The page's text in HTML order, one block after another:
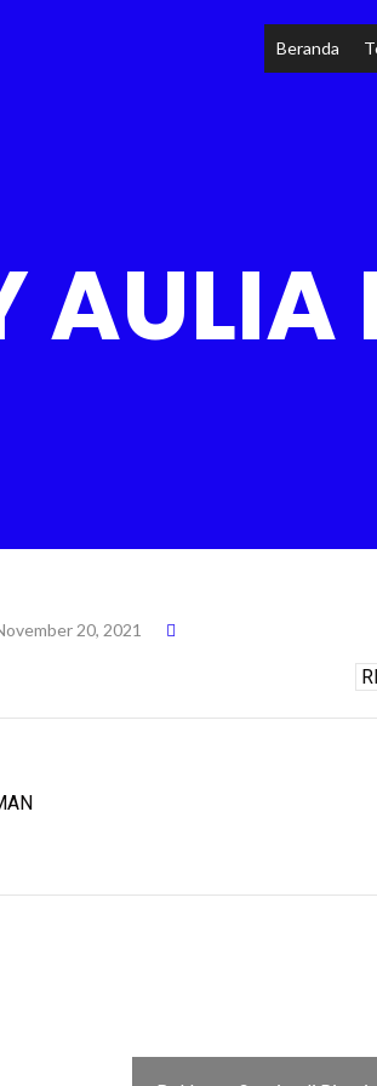
Beranda
20, 2021